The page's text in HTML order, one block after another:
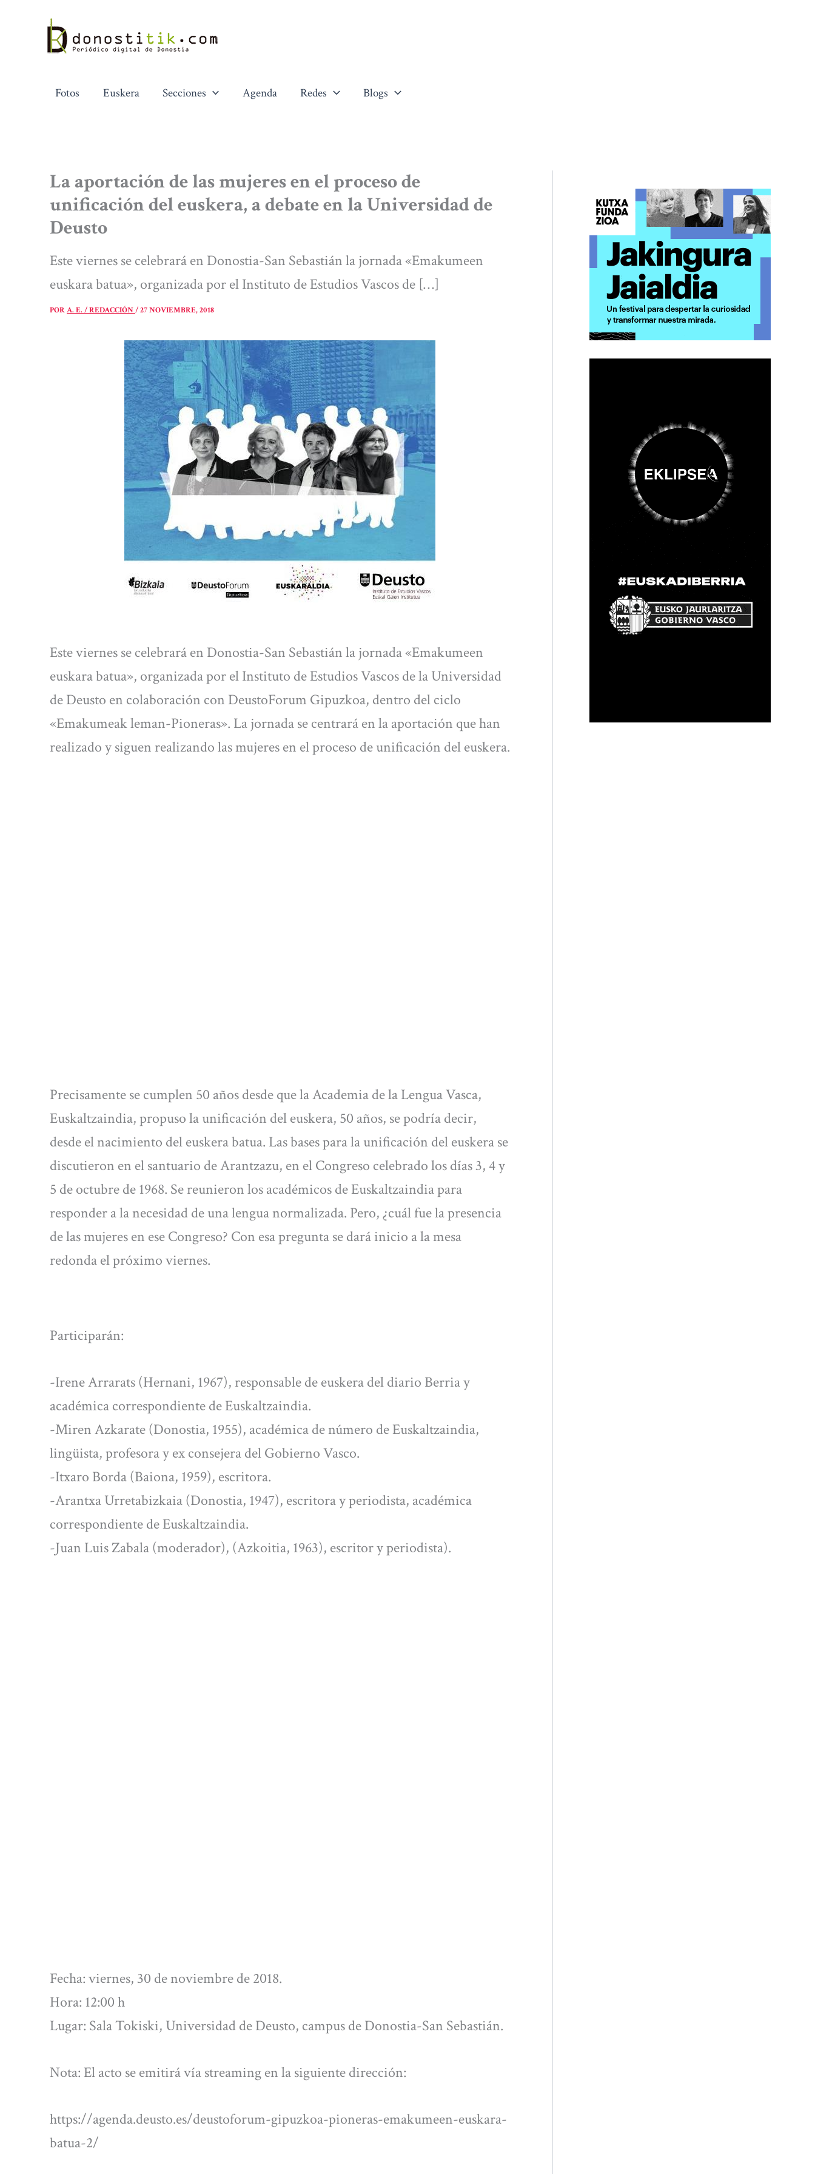
contenido
Fotos Euskera Secciones Agenda Redes Blogs
La aportación de las mujeres en el proceso de
unificación del euskera, a debate en la Universidad de
Deusto
Este viernes se celebrará en Donostia-San Sebastián la jornada «Emakumeen
euskara batua», organizada por el Instituto de Estudios Vascos de […]
PORA. E. / REDACCIÓN/27 NOVIEMBRE, 2018
Este viernes se celebrará en Donostia-San Sebastián la jornada «Emakumeen
euskara batua», organizada por el Instituto de Estudios Vascos de la Universidad
de Deusto en colaboración con DeustoForum Gipuzkoa, dentro del ciclo
«Emakumeak leman-Pioneras». La jornada se centrará en la aportación que han
realizado y siguen realizando las mujeres en el proceso de unificación del euskera.
Precisamente se cumplen 50 años desde que la Academia de la Lengua Vasca,
Euskaltzaindia, propuso la unificación del euskera, 50 años, se podría decir,
desde el nacimiento del euskera batua. Las bases para la unificación del euskera se
discutieron en el santuario de Arantzazu, en el Congreso celebrado los días 3, 4 y
5 de octubre de 1968. Se reunieron los académicos de Euskaltzaindia para
responder a la necesidad de una lengua normalizada. Pero, ¿cuál fue la presencia
de las mujeres en ese Congreso? Con esa pregunta se dará inicio a la mesa
redonda el próximo viernes.
Participarán:
-Irene Arrarats (Hernani, 1967), responsable de euskera del diario Berria y
académica correspondiente de Euskaltzaindia.
-Miren Azkarate (Donostia, 1955), académica de número de Euskaltzaindia,
lingüista, profesora y ex consejera del Gobierno Vasco.
-Itxaro Borda (Baiona, 1959), escritora.
-Arantxa Urretabizkaia (Donostia, 1947), escritora y periodista, académica
correspondiente de Euskaltzaindia.
-Juan Luis Zabala (moderador), (Azkoitia, 1963), escritor y periodista).
Fecha: viernes, 30 de noviembre de 2018.
Hora: 12:00 h
Lugar: Sala Tokiski, Universidad de Deusto, campus de Donostia-San Sebastián.
Nota: El acto se emitirá vía streaming en la siguiente dirección:
https://agenda.deusto.es/deustoforum-gipuzkoa-pioneras-emakumeen-euskara-
batua-2/